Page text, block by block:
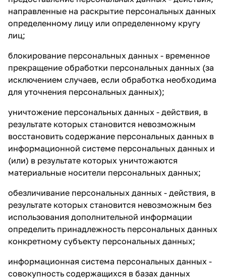
направленные на раскрытие персональных данных
определенному лицу или определенному кругу
лиц;
блокирование персональных данных - временное
прекращение обработки персональных данных (за
исключением случаев, если обработка необходима
для уточнения персональных данных);
уничтожение персональных данных - действия, в
результате которых становится невозможным
восстановить содержание персональных данных в
информационной системе персональных данных и
(или) в результате которых уничтожаются
материальные носители персональных данных;
обезличивание персональных данных - действия, в
результате которых становится невозможным без
использования дополнительной информации
определить принадлежность персональных данных
конкретному субъекту персональных данных;
информационная система персональных данных -
совокупность содержащихся в базах данных